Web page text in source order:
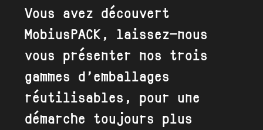
Vous avez découvert
MobiusPACK, laissez-nous
vous présenter nos trois
gammes d’emballages
réutilisables, pour une
démarche toujours plus